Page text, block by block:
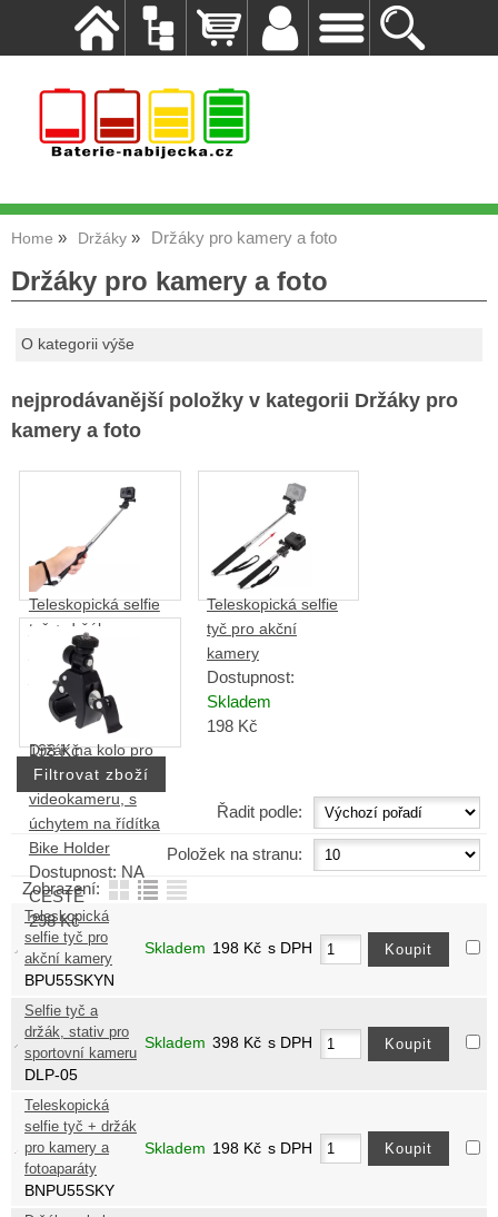
Home Držáky Držáky pro kamery a foto
Držáky pro kamery a foto
O kategorii výše
nejprodávanější položky v kategorii Držáky pro
kamery a foto
Teleskopická selfie
tyč + držák pro
kamery a
fotoaparáty
Dostupnost:
Skladem
198Kč
Teleskopická selfie
tyč pro akční
kamery
Dostupnost:
Skladem
198 Kč
Držák na kolo pro
fotoaparát,
videokameru, s
úchytem na řídítka
Bike Holder
Dostupnost: NA
CESTĚ
298Kč
Řadit podle:
Položek na stranu:
Zobrazení:
Teleskopická
selfie tyč pro
akční kamery
BPU55SKYN
Skladem 198 Kč s DPH
Selfie tyč a
držák, stativ pro
sportovní kameru
DLP-05
Skladem 398 Kč s DPH
Teleskopická
selfie tyč + držák
pro kamery a
fotoaparáty
BNPU55SKY
Skladem 198 Kč s DPH